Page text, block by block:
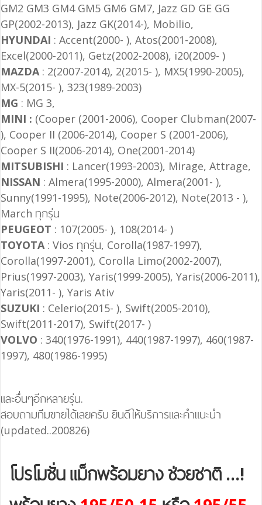
GM2 GM3 GM4 GM5 GM6 GM7, Jazz GD GE GG
GP(2002-2013), Jazz GK(2014-), Mobilio,
HYUNDAI : Accent(2000- ), Atos(2001-2008),
Excel(2000-2011), Getz(2002-2008), i20(2009- )
MAZDA: 2(2007-2014), 2(2015- ), MX5(1990-2005),
MX-5(2015- ), 323(1989-2003)
MG : MG 3,
MINI : (Cooper (2001-2006), Cooper Clubman(2007-
), Cooper II (2006-2014), Cooper S (2001-2006),
Cooper S II(2006-2014), One(2001-2014)
MITSUBISHI : Lancer(1993-2003), Mirage, Attrage,
NISSAN : Almera(1995-2000), Almera(2001- ),
Sunny(1991-1995), Note(2006-2012), Note(2013 - ),
March ทุกรุ่น
PEUGEOT : 107(2005- ), 108(2014- )
TOYOTA: Vios ทุกรุ่น, Corolla(1987-1997),
Corolla(1997-2001), Corolla Limo(2002-2007),
Prius(1997-2003), Yaris(1999-2005), Yaris(2006-2011),
Yaris(2011- ), Yaris Ativ
SUZUKI : Celerio(2015- ), Swift(2005-2010),
Swift(2011-2017), Swift(2017- )
VOLVO : 340(1976-1991), 440(1987-1997), 460(1987-
1997), 480(1986-1995)
และอื่นๆอีกหลายรุ่น.
สอบถามทีมขายได้เลยครับ ยินดีให้บริการและคำแนะนำ
(updated..200826)
โปรโมชั่น แม็กพร้อมยาง ช่วยชาติ ...!